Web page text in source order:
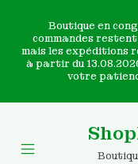
Boutique en
commandes
mais les expéditions
à partir du
votre
content